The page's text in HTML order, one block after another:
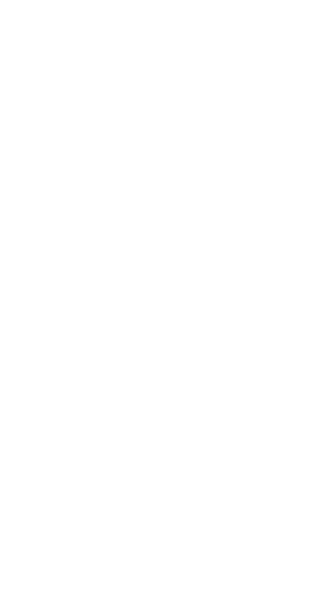
Mit Salz
und mit